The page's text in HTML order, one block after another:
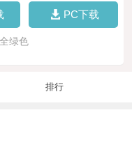
PC下载
绿色
排行